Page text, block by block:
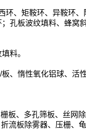
环、矩鞍环、异鞍环
孔板波纹填料、蜂窝
料。
、惰性氧化铝球、活
板、多孔筛板、丝网
流板除雾器、压栅、